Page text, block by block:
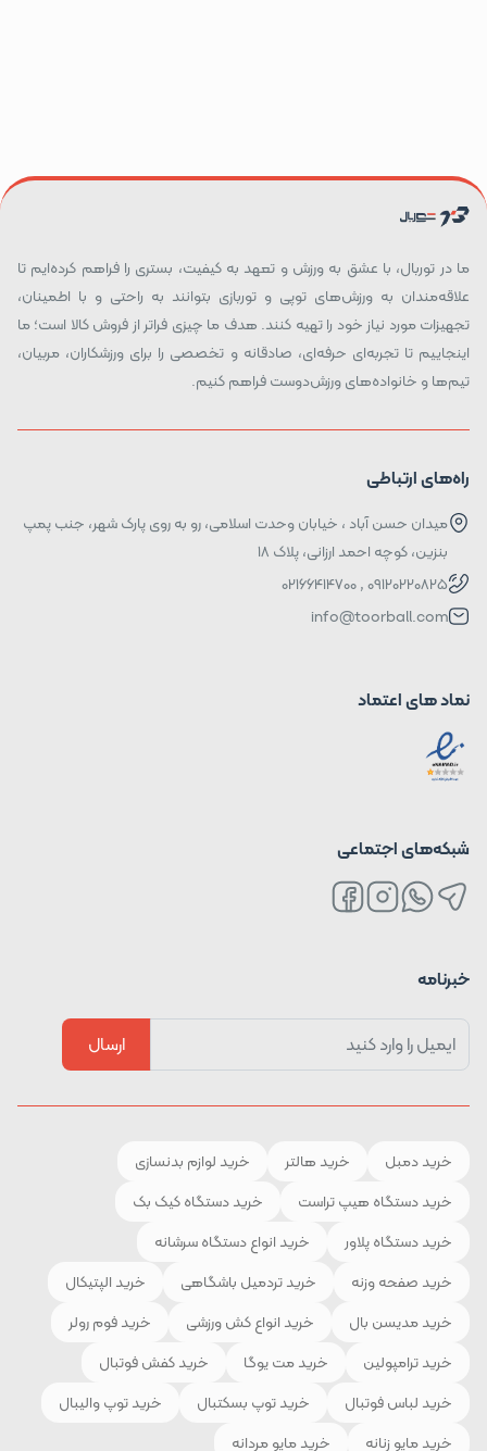
ما در توربال، با عشق به ورزش و تعهد به کیفیت، بستری را فراهم کرده‌ایم تا
علاقه‌مندان به ورزش‌های توپی و توربازی بتوانند به راحتی و با اطمینان،
تجهیزات مورد نیاز خود را تهیه کنند. هدف ما چیزی فراتر از فروش کالا است؛ ما
اینجاییم تا تجربه‌ای حرفه‌ای، صادقانه و تخصصی را برای ورزشکاران، مربیان،
تیم‌ها و خانواده‌های ورزش‌دوست فراهم کنیم.
راه‌های ارتباطی
میدان حسن آباد ، خیابان وحدت اسلامی، رو به روی پارک شهر، جنب پمپ
بنزین، کوچه احمد ارزانی، پلاک ۱۸
09120220825 , 02166414700
info@toorball.com
نماد های اعتماد
شبکه‌های اجتماعی
خبرنامه
ارسال
خرید دمبل خرید هالتر
خرید لوازم بدنسازی
خرید دستگاه هیپ تراست
خرید دستگاه کیک بک
خرید دستگاه پلاور
خرید انواع دستگاه سرشانه
خرید صفحه وزنه
خرید تردمیل باشگاهی
خرید الپتیکال
خرید مدیسن بال
خرید انواع کش ورزشی
خرید فوم رولر
خرید ترامپولین
خرید مت یوگا
خرید کفش فوتبال
خرید لباس فوتبال
خرید توپ بسکتبال
خرید توپ والیبال
خرید مایو زنانه
خرید مایو مردانه